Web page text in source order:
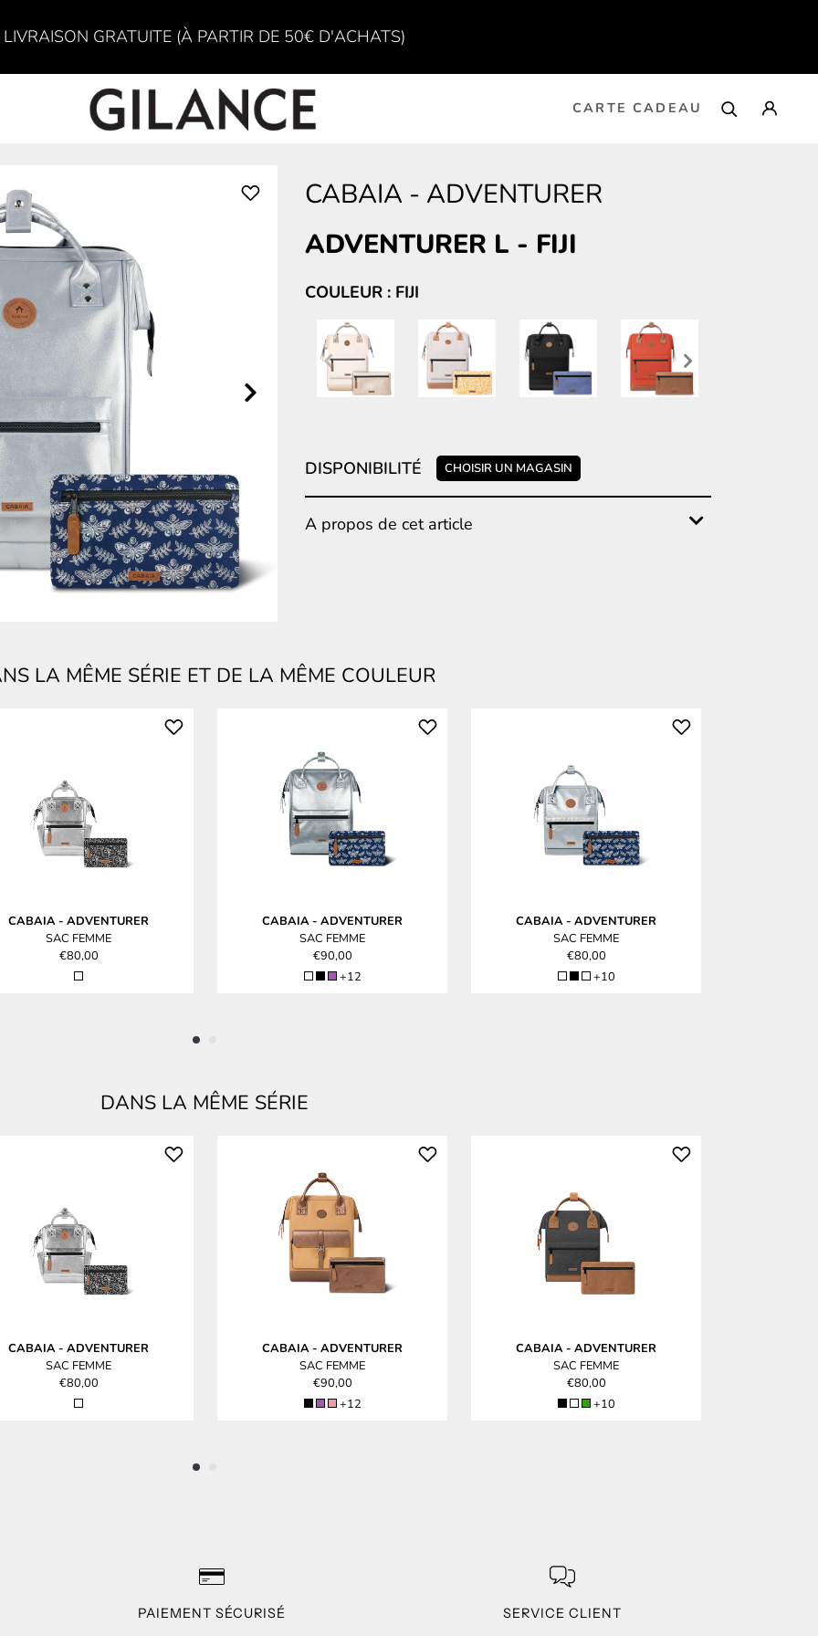
LIVRAISON GRATUITE (À PARTIR DE 50€ D'ACHATS)
CARTE CADEAU
CABAIA - ADVENTURER
ADVENTURER L - FIJI
COULEUR : FIJI
DISPONIBILITÉ CHOISIR UN MAGASIN
A propos de cet article
LA MÊME SÉRIE ET DE LA MÊME COULEUR
CABAIA- ADVENTURER
SAC FEMME
€80,00
CABAIA- ADVENTURER
SAC FEMME
€90,00
+12
CABAIA- ADVENTURER
SAC FEMME
€80,00
+10
DANS LA MÊME SÉRIE
CABAIA- ADVENTURER
SAC FEMME
€80,00
CABAIA- ADVENTURER
SAC FEMME
€90,00
+12
CABAIA- ADVENTURER
SAC FEMME
€80,00
+10
PAIEMENT SÉCURISÉ SERVICE CLIENT